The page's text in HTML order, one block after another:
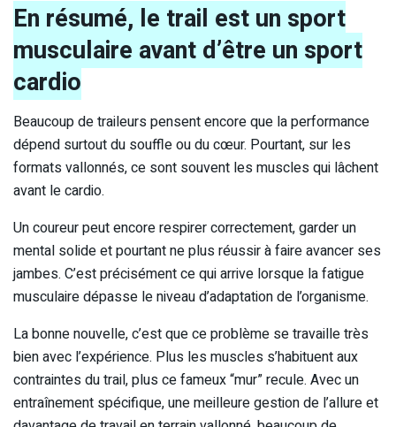
En résumé, le trail est un sport
musculaire avant d’être un sport
cardio
Beaucoup de traileurs pensent encore que la performance
dépend surtout du souffle ou du cœur. Pourtant, sur les
formats vallonnés, ce sont souvent les muscles qui lâchent
avant le cardio.
Un coureur peut encore respirer correctement, garder un
mental solide et pourtant ne plus réussir à faire avancer ses
jambes. C’est précisément ce qui arrive lorsque la fatigue
musculaire dépasse le niveau d’adaptation de l’organisme.
La bonne nouvelle, c’est que ce problème se travaille très
bien avec l’expérience. Plus les muscles s’habituent aux
contraintes du trail, plus ce fameux “mur” recule. Avec un
entraînement spécifique, une meilleure gestion de l’allure et